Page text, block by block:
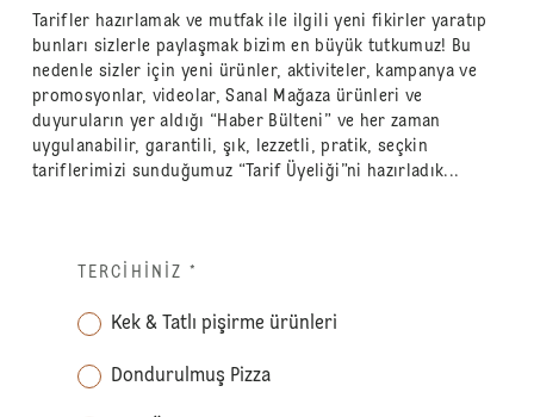
Tarifler hazırlamak ve mutfak ile ilgili yeni fikirler yaratıp
bunları sizlerle paylaşmak bizim en büyük tutkumuz! Bu
nedenle sizler için yeni ürünler, aktiviteler, kampanya ve
promosyonlar, videolar, Sanal Mağaza ürünleri ve
duyuruların yer aldığı “Haber Bülteni” ve her zaman
uygulanabilir, garantili, şık, lezzetli, pratik, seçkin
tariflerimizi sunduğumuz “Tarif Üyeliği”ni hazırladık...
TERCIHINIZ *
Kek & Tatlı pişirme ürünleri
Dondurulmuş Pizza